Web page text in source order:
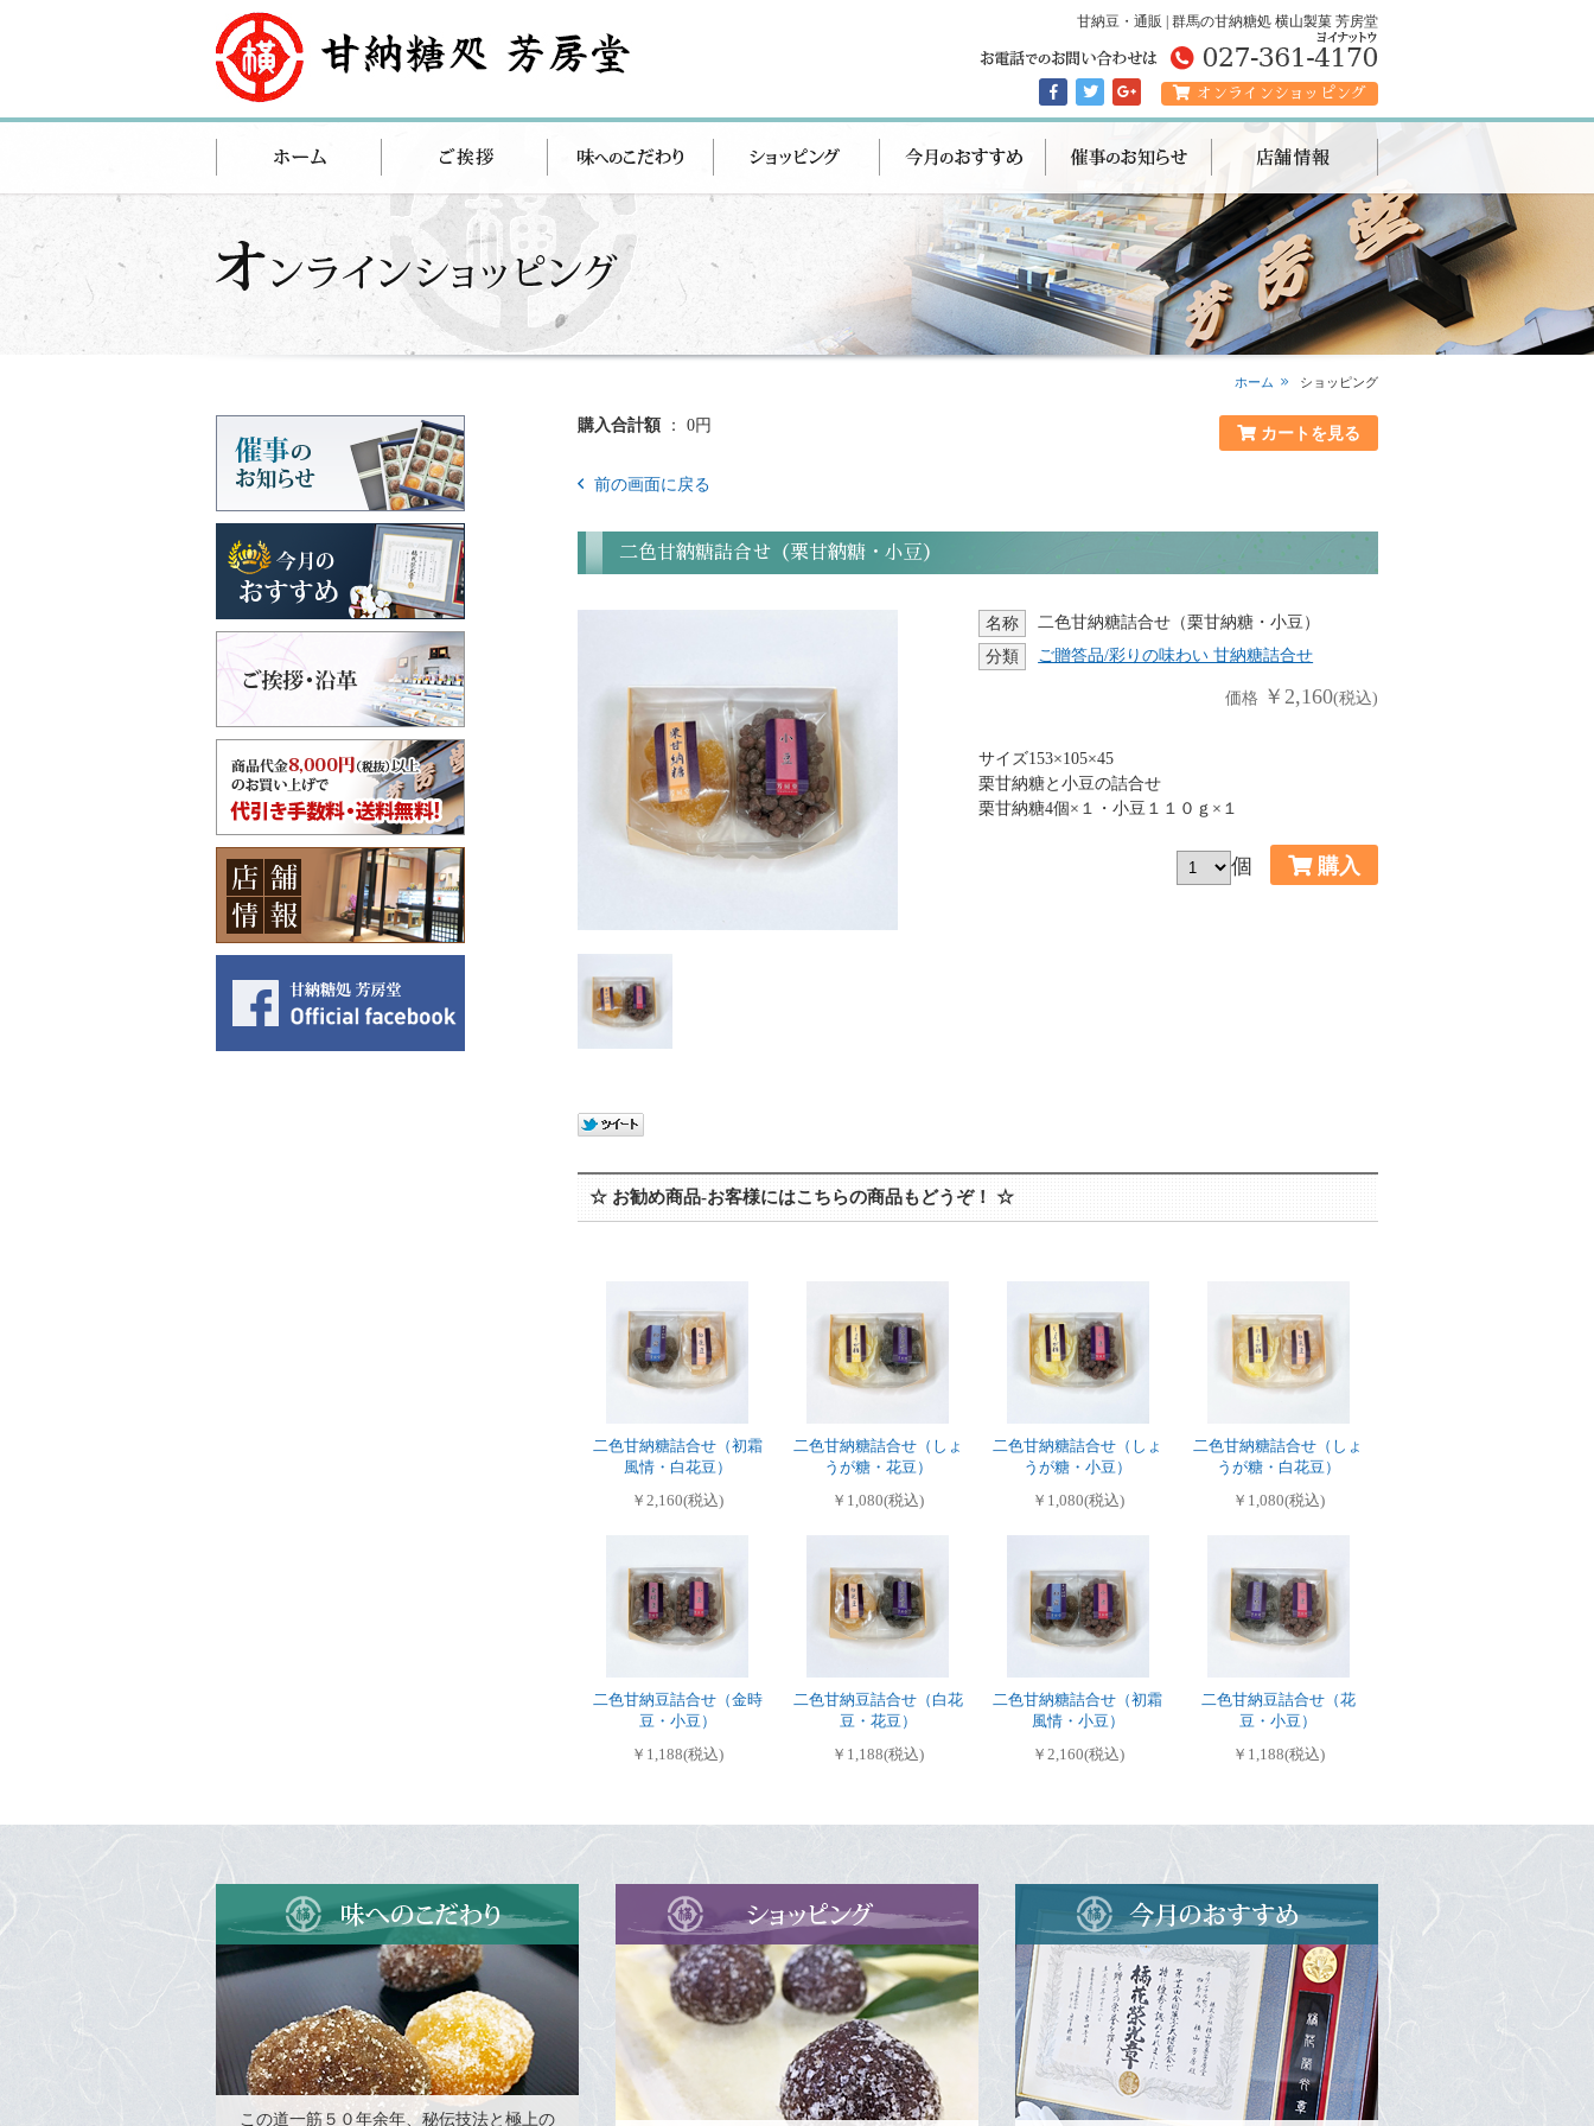
甘納豆・通販 | 群馬の甘納糖処 横山製菓 芳房堂
オンラインショッピング
ホーム ショッピング
購入合計額 ： 0円
前の画面に戻る
二色甘納糖詰合せ（栗甘納糖・小豆）
名称
二色甘納糖詰合せ（栗甘納糖・小豆）
分類
ご贈答品/彩りの味わい 甘納糖詰合せ
価格 ￥2,160(税込)
サイズ153×105×45
栗甘納糖と小豆の詰合せ
栗甘納糖4個×１・小豆１１０ｇ×１
個
☆ お勧め商品-お客様にはこちらの商品もどうぞ！ ☆
二色甘納糖詰合せ（初霜
風情・白花豆）
￥2,160(税込)
二色甘納糖詰合せ（しょ
うが糖・花豆）
￥1,080(税込)
二色甘納糖詰合せ（しょ
うが糖・小豆）
￥1,080(税込)
二色甘納糖詰合せ（しょ
うが糖・白花豆）
￥1,080(税込)
二色甘納豆詰合せ（金時
豆・小豆）
￥1,188(税込)
二色甘納豆詰合せ（白花
豆・花豆）
￥1,188(税込)
二色甘納糖詰合せ（初霜
風情・小豆）
￥2,160(税込)
二色甘納豆詰合せ（花
豆・小豆）
￥1,188(税込)
この道一筋５０年余年、秘伝技法と極上の